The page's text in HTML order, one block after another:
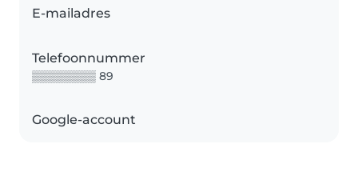
E-mailadres
Telefoonnummer
▒▒▒▒▒▒▒▒ 89
Google-account